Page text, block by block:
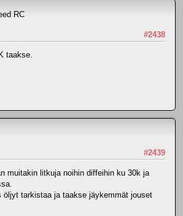
RC
#2438
taakse.
#2439
muitakin litkuja noihin diffeihin ku 30k ja
öljyt tarkistaa ja taakse jäykemmät jouset